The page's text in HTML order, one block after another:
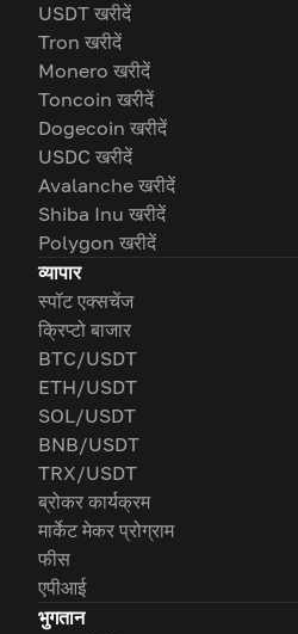
USDT खरीदें
Tron खरीदें
Monero खरीदें
Toncoin खरीदें
Dogecoin खरीदें
USDC खरीदें
Avalanche खरीदें
Shiba Inu खरीदें
Polygon खरीदें
व्यापार
स्पॉट एक्सचेंज
क्रिप्टो बाजार
BTC/USDT
ETH/USDT
SOL/USDT
BNB/USDT
TRX/USDT
ब्रोकर कार्यक्रम
मार्केट मेकर प्रोग्राम
फीस
एपीआई
भुगतान